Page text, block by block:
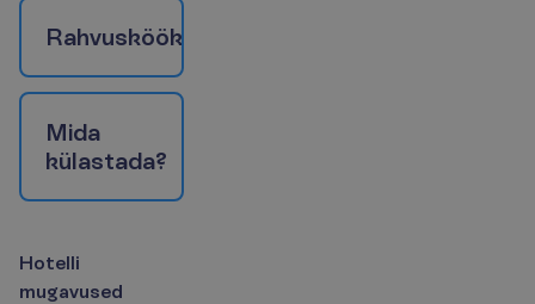
Rahvusköök
Mida
külastada?
Hotelli
mugavused